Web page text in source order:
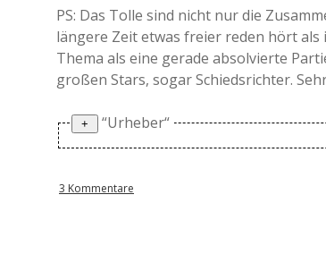
PS: Das Tolle sind nicht nur die
längere Zeit etwas freier reden hört
Thema als eine gerade absolvierte
großen Stars, sogar Schiedsrichter.
“Urheber“
3 Kommentare